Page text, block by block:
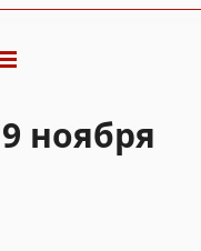
ноября